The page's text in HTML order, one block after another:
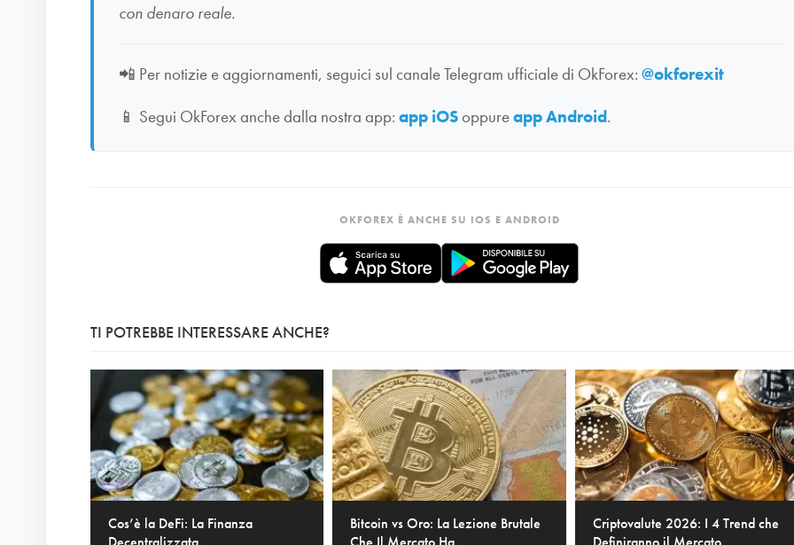
con denaro reale.
📲 Per notizie e aggiornamenti, seguici sul canale Telegram ufficiale di OkForex: @okforexit
📱 Segui OkForex anche dalla nostra app: app iOSoppureapp Android.
OKFOREX È ANCHE SU IOS E ANDROID
TI POTREBBE INTERESSARE ANCHE?
Cos’è la DeFi: La Finanza
Bitcoin vs Oro: La Lezione Brutale
Criptovalute 2026: I 4 Trend che